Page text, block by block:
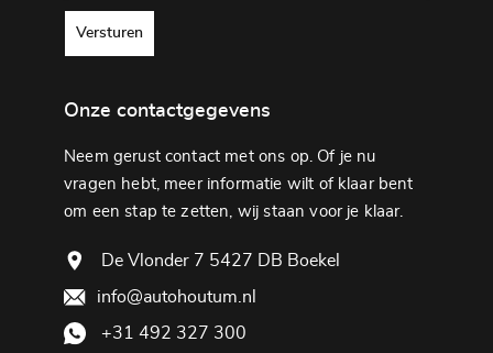
Versturen
Onze contactgegevens
Neem gerust contact met ons op. Of je nu
vragen hebt, meer informatie wilt of klaar bent
om een ​​stap te zetten, wij staan ​​voor je klaar.
De Vlonder 7 5427 DB Boekel
info@autohoutum.nl
+31 492 327 300